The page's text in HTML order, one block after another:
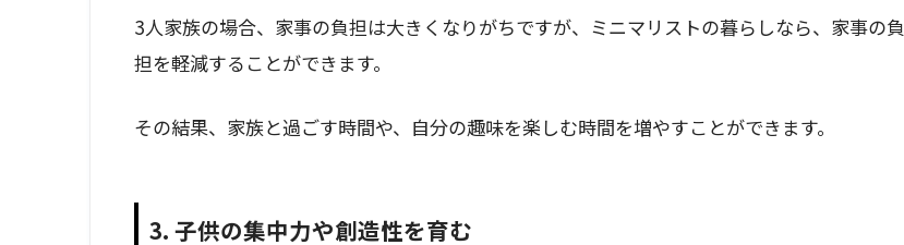
3人家族の場合、家事の負担は大きくなりがちですが、ミニマリストの暮らしなら、家事の負
担を軽減することができます。
その結果、家族と過ごす時間や、自分の趣味を楽しむ時間を増やすことができます。
3. 子供の集中力や創造性を育む